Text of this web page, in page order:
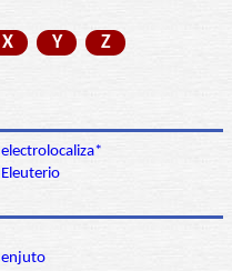
X Y Z
electrolocaliza*
Eleuterio
enjuto